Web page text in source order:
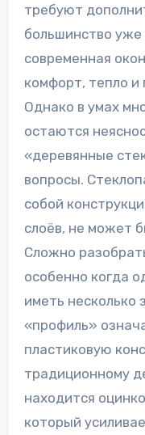
требуют
большинство
современная
комфорт, тепло и
Однако в умах
остаются
«деревянные
вопросы.
собой
слоёв, не может
Сложно
особенно когда
иметь несколько
«профиль»
пластиковую
традиционному
находится
который